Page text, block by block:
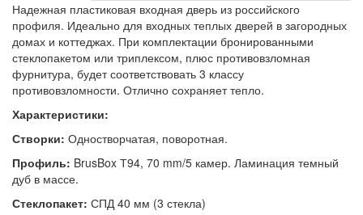
Надежная пластиковая входная дверь из российского
профиля. Идеально для входных теплых дверей в загородных
домах и коттеджах. При комплектации бронированными
стеклопакетом или триплексом, плюс противовзломная
фурнитура, будет соответствовать 3 классу
противовзломности. Отлично сохраняет тепло.
Характеристики:
Створки: Одностворчатая, поворотная.
Профиль: BrusBox Т94, 70 mm/5 камер. Ламинация темный
дуб в массе.
Стеклопакет: СПД 40 мм (3 стекла)